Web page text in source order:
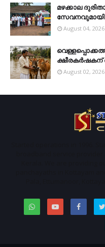
മഴക്കാല
സേവനവുമായി
August 04, 2026
August 02, 2026